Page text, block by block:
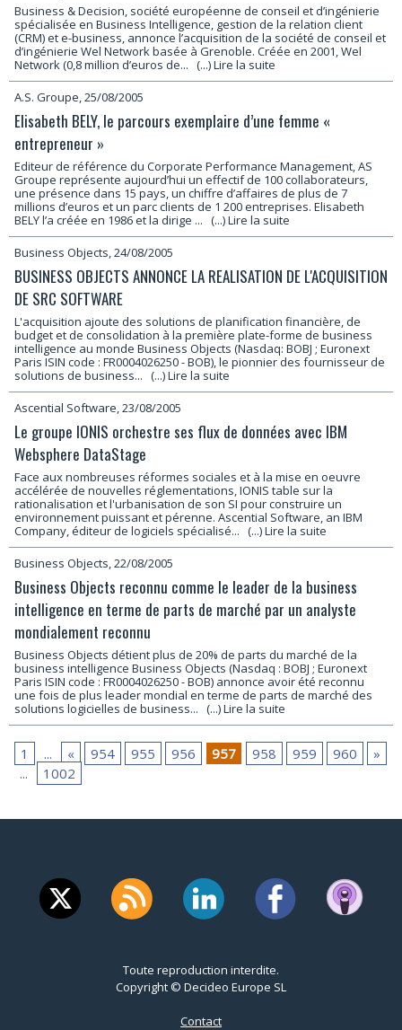
Business & Decision, société européenne de conseil et d’ingénierie
spécialisée en Business Intelligence, gestion de la relation client
(CRM) et e-business, annonce l’acquisition de la société de conseil et
d’ingénierie Wel Network basée à Grenoble. Créée en 2001, Wel
Network (0,8 million d’euros de... (...) Lire la suite
A.S. Groupe, 25/08/2005
Elisabeth BELY, le parcours exemplaire d’une femme «
entrepreneur »
Editeur de référence du Corporate Performance Management, AS
Groupe représente aujourd’hui un effectif de 100 collaborateurs,
une présence dans 15 pays, un chiffre d’affaires de plus de 7
millions d’euros et un parc clients de 1 200 entreprises. Elisabeth
BELY l’a créée en 1986 et la dirige ... (...) Lire la suite
Business Objects, 24/08/2005
BUSINESS OBJECTS ANNONCE LA REALISATION DE L'ACQUISITION
DE SRC SOFTWARE
L'acquisition ajoute des solutions de planification financière, de
budget et de consolidation à la première plate-forme de business
intelligence au monde Business Objects (Nasdaq: BOBJ ; Euronext
Paris ISIN code : FR0004026250 - BOB), le pionnier des fournisseur de
solutions de business... (...) Lire la suite
Ascential Software, 23/08/2005
Le groupe IONIS orchestre ses flux de données avec IBM
Websphere DataStage
Face aux nombreuses réformes sociales et à la mise en oeuvre
accélérée de nouvelles réglementations, IONIS table sur la
rationalisation et l'urbanisation de son SI pour construire un
environnement puissant et pérenne. Ascential Software, an IBM
Company, éditeur de logiciels spécialisé... (...) Lire la suite
Business Objects, 22/08/2005
Business Objects reconnu comme le leader de la business
intelligence en terme de parts de marché par un analyste
mondialement reconnu
Business Objects détient plus de 20% de parts du marché de la
business intelligence Business Objects (Nasdaq : BOBJ ; Euronext
Paris ISIN code : FR0004026250 - BOB) annonce avoir été reconnu
une fois de plus leader mondial en terme de parts de marché des
solutions logicielles de business... (...) Lire la suite
1 ... « 954 955 956 957 958 959 960
»
...
1002
Toute reproduction interdite.
Copyright © Decideo Europe SL
Contact